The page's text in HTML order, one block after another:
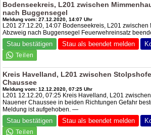
Bodenseekreis, L201 zwischen
nach Buggensegel
Meldung vom: 27.12.2020, 14:07 Uhr
L201 27.12.20, 14:07 Bodenseekreis, L201 zwischen
Abzweig nach Buggensegel Feuerwehreinsatz
Stau bestätigen Stau als beendet melden
Kreis Havelland, L201 zwischen
Chaussee
Meldung vom: 12.12.2020, 07:25 Uhr
L201 12.12.20, 07:25 Kreis Havelland, L201
Nauener Chaussee in beiden Richtungen Gefahr
Meldung ist aufgehoben. —
Stau bestätigen Stau als beendet melden